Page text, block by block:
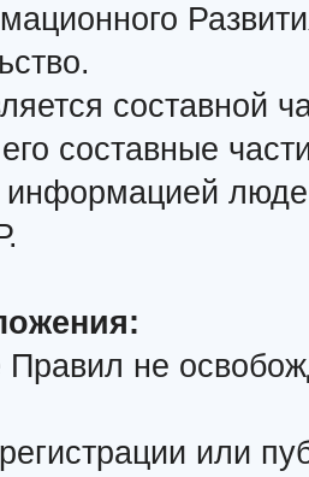
составной
составные
информацией
не
или